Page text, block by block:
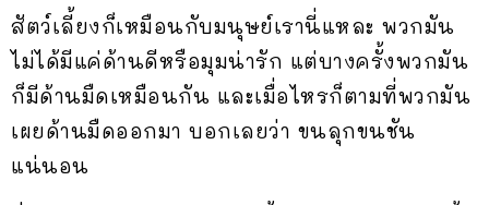
สัตว์เลี้ยงก็เหมือนกับมนุษย์เรานี่แหละ พวกมัน
ไม่ได้มีแค่ด้านดีหรือมุมน่ารัก แต่บางครั้งพวกมัน
ก็มีด้านมืดเหมือนกัน และเมื่อไหรก็ตามที่พวกมัน
เผยด้านมืดออกมา บอกเลยว่า ขนลุกขนชัน
แน่นอน